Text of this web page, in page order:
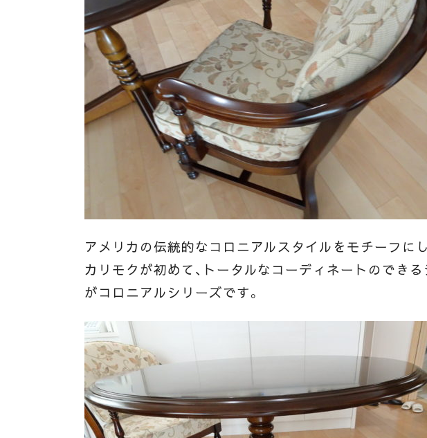
アメリカの伝統的なコロニアルスタイルをモチーフにし
カリモクが初めて、トータルなコーディネートのでき
がコロニアルシリーズです。